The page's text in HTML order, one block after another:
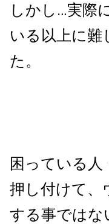
しかし…実際
いる以上に難
た。
困っている
押し付けて、
する事ではな